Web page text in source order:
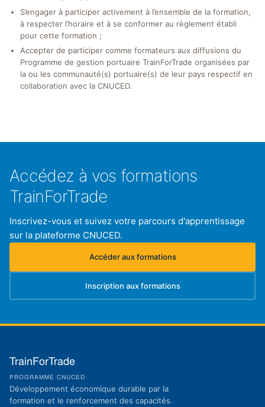
S’engager à participer activement à l’ensemble de la formation,
à respecter l’horaire et à se conformer au règlement établi
pour cette formation ;
Accepter de participer comme formateurs aux diffusions du
Programme de gestion portuaire TrainForTrade organisées par
la ou les communauté(s) portuaire(s) de leur pays respectif en
collaboration avec la CNUCED.
Accédez à vos formations
TrainForTrade
Inscrivez-vous et suivez votre parcours d'apprentissage
sur la plateforme CNUCED.
Accéder aux formations
(s'ouvre dans un nouvel onglet)
Inscription aux formations
(s'ouvre dans un nouvel onglet)
TrainForTrade
PROGRAMME CNUCED
Développement économique durable par la
formation et le renforcement des capacités.